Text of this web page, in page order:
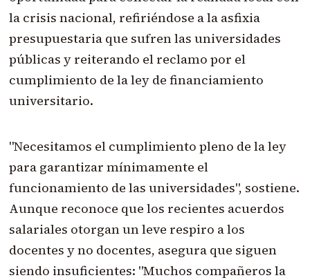
la crisis nacional, refiriéndose a la asfixia
presupuestaria que sufren las universidades
públicas y reiterando el reclamo por el
cumplimiento de la ley de financiamiento
universitario.
"Necesitamos el cumplimiento pleno de la ley
para garantizar mínimamente el
funcionamiento de las universidades", sostiene.
Aunque reconoce que los recientes acuerdos
salariales otorgan un leve respiro a los
docentes y no docentes, asegura que siguen
siendo insuficientes: "Muchos compañeros la